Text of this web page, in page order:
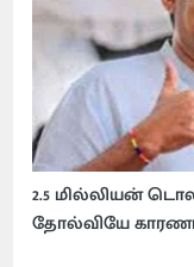
2.5 மில்லியன்
தோல்வியே காரணம்